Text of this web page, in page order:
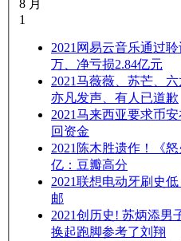
8 月
1
2021 网易云音乐通过
万、净亏损2.84亿元
2021马薇薇、苏芒、
亦凡发声、有人已道歉
2021马来西亚要求币
回资金
2021 陈木胜遗作！《
亿：豆瓣高分
2021联想电动牙刷史
邮
2021创历史! 苏炳添男
换起跑脚参考了刘翔